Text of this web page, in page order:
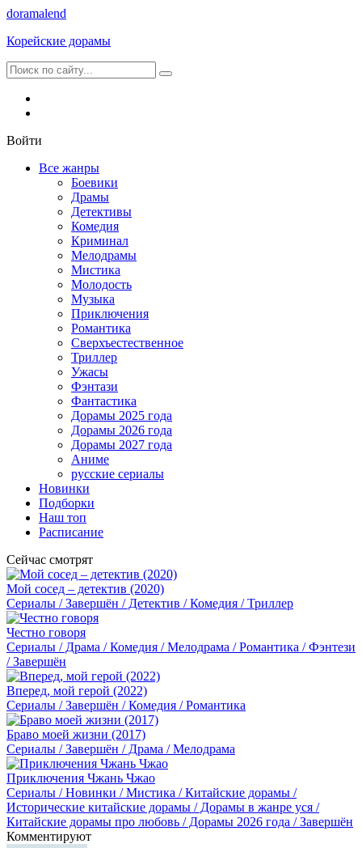
doramalend
Корейские дорамы
Войти
Все жанры
Боевики
Драмы
Детективы
Комедия
Криминал
Мелодрамы
Мистика
Молодость
Музыка
Приключения
Романтика
Сверхъестественное
Триллер
Ужасы
Фэнтази
Фантастика
Дорамы 2025 года
Дорамы 2026 года
Дорамы 2027 года
Аниме
русские сериалы
Новинки
Подборки
Наш топ
Расписание
Сейчас смотрят
Мой сосед – детектив (2020)
Сериалы / Завершён / Детектив / Комедия / Триллер
Честно говоря
Сериалы / Драма / Комедия / Мелодрама / Романтика / Фэнтези
/ Завершён
Вперед, мой герой (2022)
Сериалы / Завершён / Комедия / Романтика
Браво моей жизни (2017)
Сериалы / Завершён / Драма / Мелодрама
Приключения Чжань Чжао
Сериалы / Новинки / Мистика / Китайские дорамы /
Исторические китайские дорамы / Дорамы в жанре уся /
Китайские дорамы про любовь / Дорамы 2026 года / Завершён
Комментируют